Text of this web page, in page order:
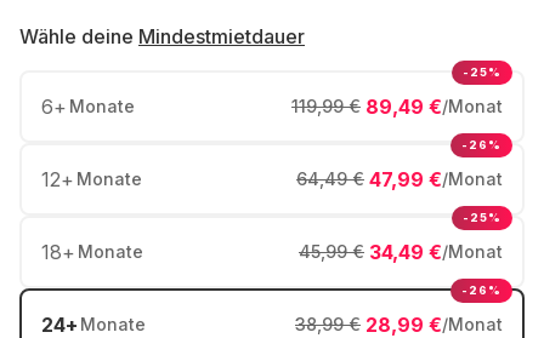
Wähle deine Mindestmietdauer
6+ Monate 89,49 €/Monat
119,99 €
-25%
12+ Monate 47,99 €/Monat
64,49 €
-26%
18+ Monate 34,49 €/Monat
45,99 €
-25%
24+ Monate 28,99 €/Monat
38,99 €
-26%